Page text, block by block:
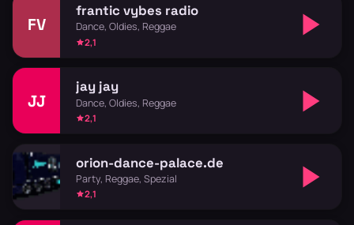
FV
frantic vybes radio
Dance, Oldies, Reggae
2,1
JJ
jay jay
Dance, Oldies, Reggae
2,1
orion-dance-palace.de
Party, Reggae, Spezial
2,1